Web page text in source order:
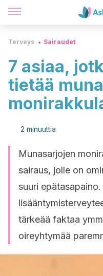
Terveys Sairaudet
7 asiaa,
tietää
2 minuuttia
Munasarjojen
sairaus, jolle on
suuri
tärkeää faktaa
oireyhtymää